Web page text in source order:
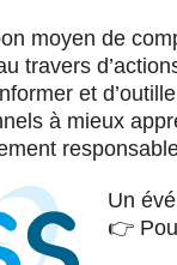
moyen de
travers
et
à mieux
Un
👉